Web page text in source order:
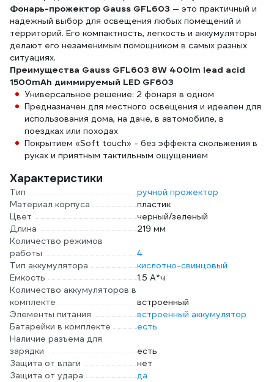
Фонарь-прожектор Gauss GFL603 — это практичный и
надежный выбор для освещения любых помещений и
территорий. Его компактность, легкость и аккумуляторы
делают его незаменимым помощником в самых разных
ситуациях.
Преимущества Gauss GFL603 8W 400lm lead acid
1500mAh диммируемый LED GF603
Универсальное решение: 2 фонаря в одном
Предназначен для местного освещения и идеален для
использования дома, на даче, в автомобиле, в
поездках или походах
Покрытием «Soft touch» - без эффекта скольжения в
руках и приятным тактильным ощущением
Характеристики
Тип
ручной прожектор
Материал корпуса
пластик
Цвет
черный/зеленый
Длина
219 мм
Количество режимов
работы
4
Тип аккумулятора
кислотно-свинцовый
Емкость
1.5 А*ч
Количество аккумуляторов в
комплекте
встроенный
Элементы питания
встроенный аккумулятор
Батарейки в комплекте
есть
Наличие разъема для
зарядки
есть
Защита от влаги
нет
Защита от удара
да